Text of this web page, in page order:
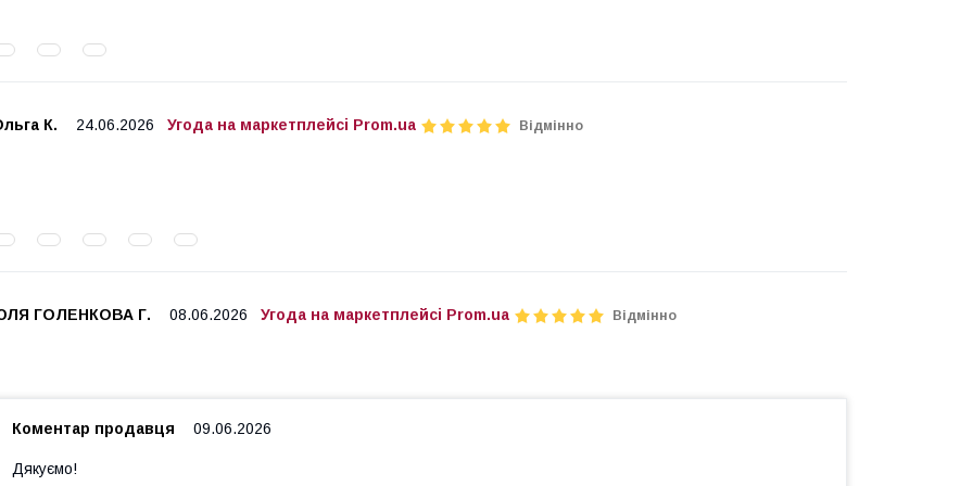
К. 24.06.2026 Угода на маркетплейсі Prom.ua Відмінно
ГОЛЕНКОВА Г. 08.06.2026 Угода на маркетплейсі Prom.ua Відмінно
Коментар продавця 09.06.2026
Дякуємо!